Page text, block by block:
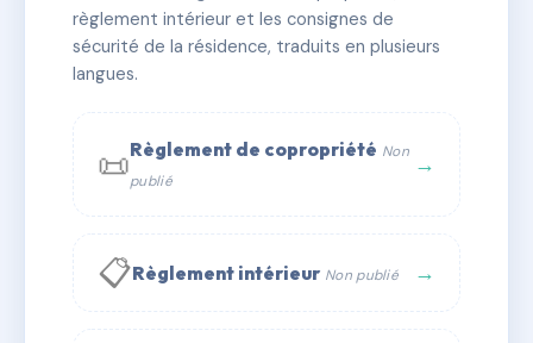
✓ Immatriculée 🏠 66 lots 🏗 1 bâtiment(s)
📞 Contacter Syndic Digital
règlement intérieur et les consignes de
sécurité de la résidence, traduits en plusieurs
langues.
📜Règlement de copropriété Non
publié
→
📋Règlement intérieur Non publié →